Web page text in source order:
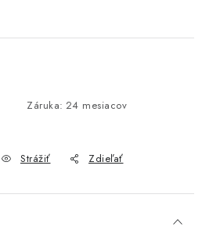
Záruka: 24 mesiacov
Strážiť Zdieľať